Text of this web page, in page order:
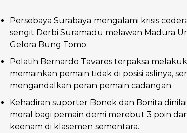
Persebaya Surabaya mengalami krisis
sengit Derbi Suramadu melawan Madura
Gelora Bung Tomo.
Pelatih Bernardo Tavares terpaksa
memainkan pemain tidak di posisi aslinya,
mengandalkan peran pemain cadangan.
Kehadiran suporter Bonek dan Bonita
moral bagi pemain demi merebut 3 poin
keenam di klasemen sementara.